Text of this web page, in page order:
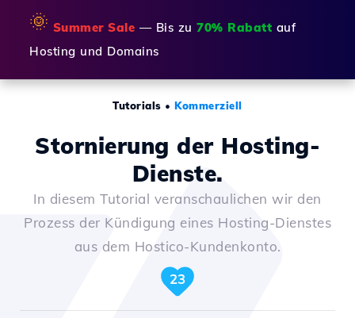
🌞 Summer Sale — Bis zu 70% Rabatt auf
Hosting und Domains
Tutorials •Kommerziell
Stornierung der Hosting-
Dienste.
In diesem Tutorial veranschaulichen wir den
Prozess der Kündigung eines Hosting-Dienstes
aus dem Hostico-Kundenkonto.
23